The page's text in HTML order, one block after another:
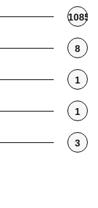
1085
8
1
1
3